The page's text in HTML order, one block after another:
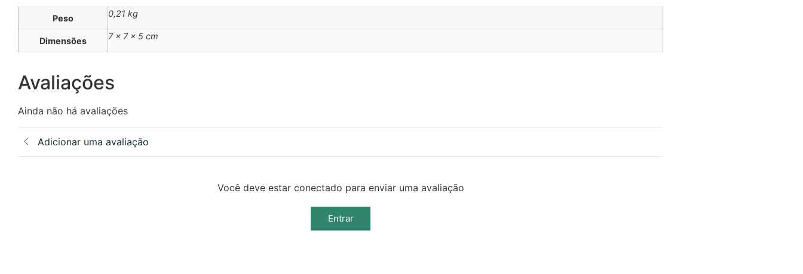
Peso 0,21 kg
Dimensões 7 × 7 × 5 cm
Avaliações
Ainda não há avaliações
Adicionar uma avaliação
Você deve estar conectado para enviar uma avaliação
Entrar